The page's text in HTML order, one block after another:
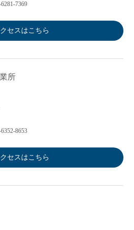
7369
セスはこちら
所
8653
セスはこちら